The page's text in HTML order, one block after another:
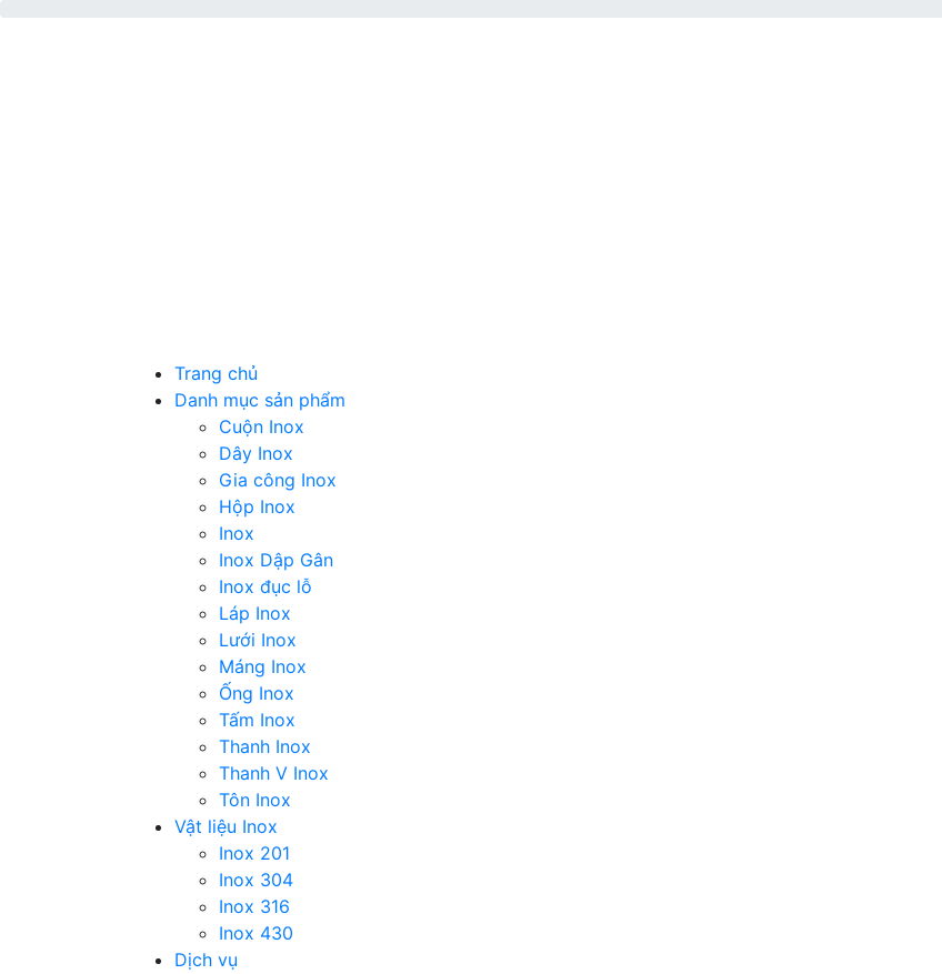
Trang chủ
Danh mục sản phẩm
Cuộn Inox
Dây Inox
Gia công Inox
Hộp Inox
Inox
Inox Dập Gân
Inox đục lỗ
Láp Inox
Lưới Inox
Máng Inox
Ống Inox
Tấm Inox
Thanh Inox
Thanh V Inox
Tôn Inox
Vật liệu Inox
Inox 201
Inox 304
Inox 316
Inox 430
Dịch vụ